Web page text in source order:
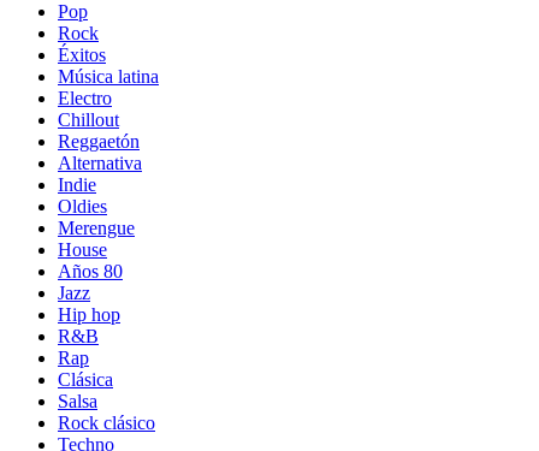
Pop
Rock
Éxitos
Música latina
Electro
Chillout
Reggaetón
Alternativa
Indie
Oldies
Merengue
House
Años 80
Jazz
Hip hop
R&B
Rap
Clásica
Salsa
Rock clásico
Techno